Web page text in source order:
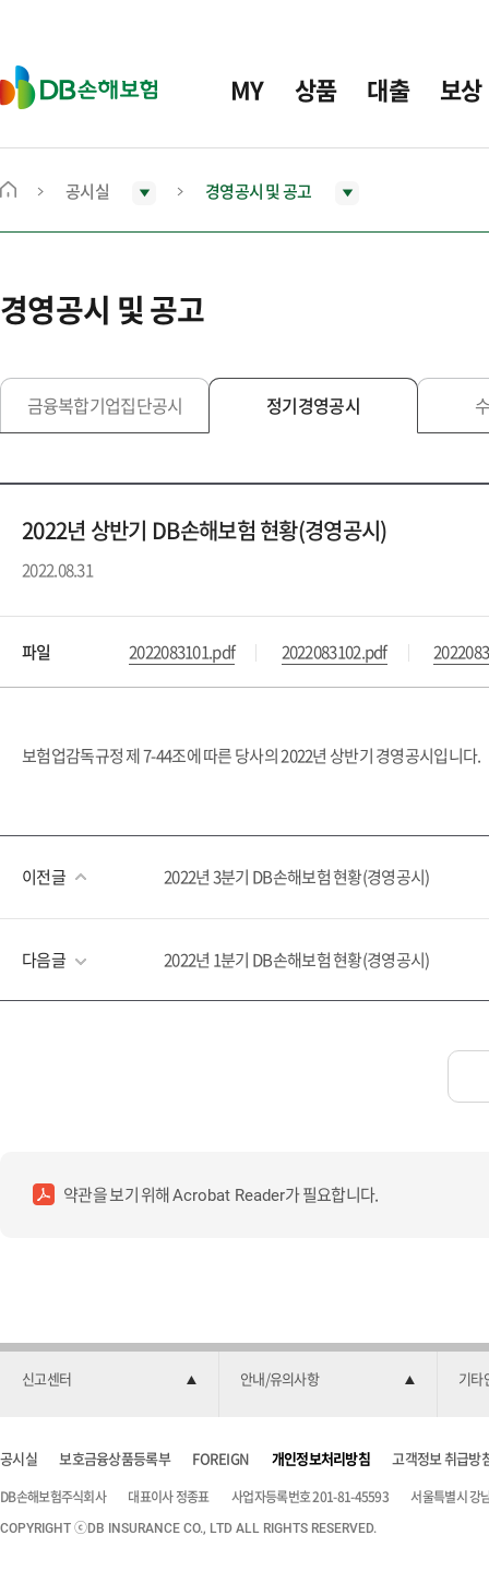
D
B
보
MY 상품 대출 보상
메
으
로
동
공시실 경영공시 및 공고
경영공시 및 공고
금융복합기업집단공시 정기경영공시
2022년 상반기 DB손해보험 현황(경영공시)
2022.08.31
파일 2022083101.pdf 2022083102.pdf
보험업감독규정 제 7-44조에 따른 당사의 2022년 상반기 경영공시입니다.
이전글 2022년 3분기 DB손해보험 현황(경영공시)
다음글 2022년 1분기 DB손해보험 현황(경영공시)
약관을 보기 위해Acrobat Reader가 필요합니다.
신고센터 안내/유의사항 기타
공시실 보호금융상품등록부 FOREIGN 개인정보처리방침 고객정보 취급방
DB손해보험주식회사 대표이사 정종표 사업자등록번호 201-81-45593 서울특별시 강
COPYRIGHT ⓒDB INSURANCE CO., LTD ALL RIGHTS RESERVED.